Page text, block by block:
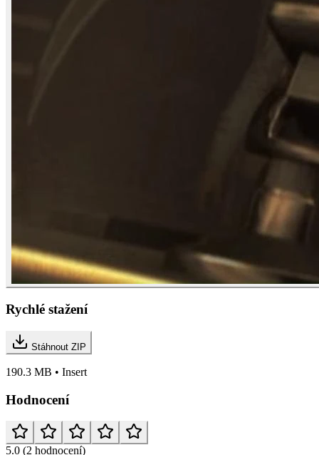
Rychlé stažení
Stáhnout ZIP
190.3 MB • Insert
Hodnocení
5.0 (2 hodnocení)